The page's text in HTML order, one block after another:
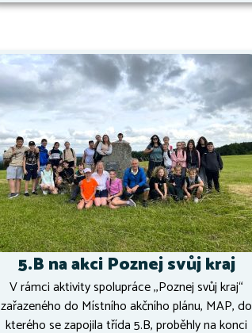
5.B na akci Poznej svůj kraj
V rámci aktivity spolupráce ,,Poznej svůj kraj“
zařazeného do Místního akčního plánu, MAP, do
kterého se zapojila třída 5.B, proběhly na konci